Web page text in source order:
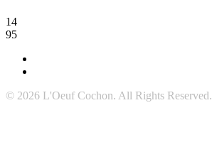
14
95
© 2026 L'Oeuf Cochon. All Rights Reserved.